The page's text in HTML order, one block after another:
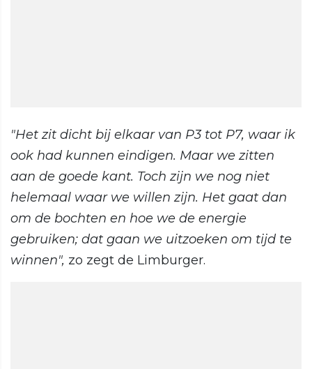
"Het zit dicht bij elkaar van P3 tot P7, waar ik
ook had kunnen eindigen. Maar we zitten
aan de goede kant. Toch zijn we nog niet
helemaal waar we willen zijn. Het gaat dan
om de bochten en hoe we de energie
gebruiken; dat gaan we uitzoeken om tijd te
winnen", zo zegt de Limburger.